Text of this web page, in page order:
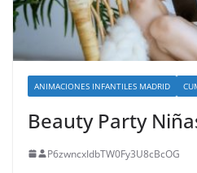
ANIMACIONES INFANTILES MADRID
Beauty Party
P6zwncxIdbTW0Fy3U8cBcOG